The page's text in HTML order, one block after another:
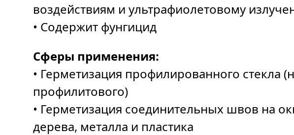
воздействиям и ультрафиолетовому
• Содержит фунгицид
Сферы применения:
• Герметизация профилированного стекла
профилитового)
• Герметизация соединительных швов на
дерева, металла и пластика